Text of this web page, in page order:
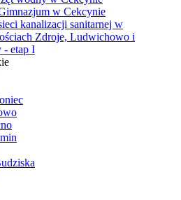
w Cekcynie
kanalizacji sanitarnej w
Zdroje, Ludwichowo i
- etap I